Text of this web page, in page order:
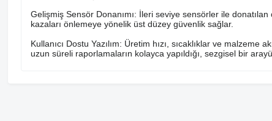
Gelişmiş Sensör Donanımı: İleri seviye sensörler ile
kazaları önlemeye yönelik üst düzey güvenlik sağlar.
Kullanıcı Dostu Yazılım: Üretim hızı, sıcaklıklar ve
uzun süreli raporlamaların kolayca yapıldığı, sezgisel bir